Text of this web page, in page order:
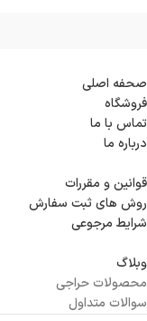
صحفه اصلی
فروشگاه
تماس با ما
درباره ما
قوانین و مقررات
روش های ثبت سفارش
شرایط مرجوعی
وبلاگ
محصولات حراجی
سوالات متداول